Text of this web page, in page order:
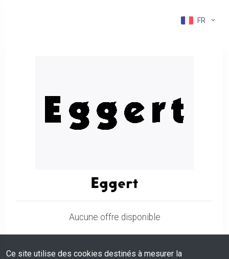
FR
Eggert
Aucune offre disponible
Ce site utilise des cookies destinés à mesurer la